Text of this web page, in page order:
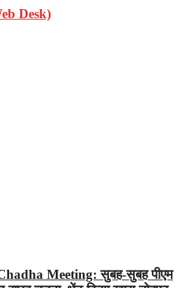
Desk)
Meeting: सुबह-सुबह पीएम